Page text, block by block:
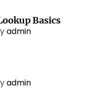
Basics
admin
admin